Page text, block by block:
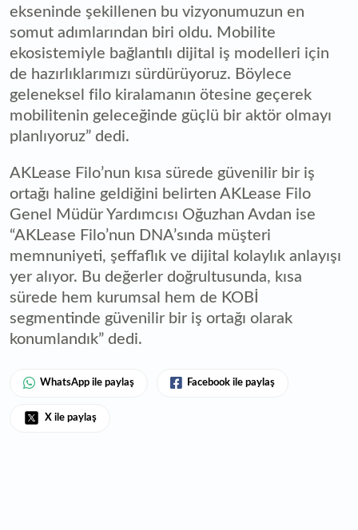
ekseninde şekillenen bu vizyonumuzun en
somut adımlarından biri oldu. Mobilite
ekosistemiyle bağlantılı dijital iş modelleri için
de hazırlıklarımızı sürdürüyoruz. Böylece
geleneksel filo kiralamanın ötesine geçerek
mobilitenin geleceğinde güçlü bir aktör olmayı
planlıyoruz” dedi.
AKLease Filo’nun kısa sürede güvenilir bir iş
ortağı haline geldiğini belirten AKLease Filo
Genel Müdür Yardımcısı Oğuzhan Avdan ise
“AKLease Filo’nun DNA’sında müşteri
memnuniyeti, şeffaflık ve dijital kolaylık anlayışı
yer alıyor. Bu değerler doğrultusunda, kısa
sürede hem kurumsal hem de KOBİ
segmentinde güvenilir bir iş ortağı olarak
konumlandık” dedi.
WhatsApp ile paylaş Facebook ile paylaş
X ile paylaş